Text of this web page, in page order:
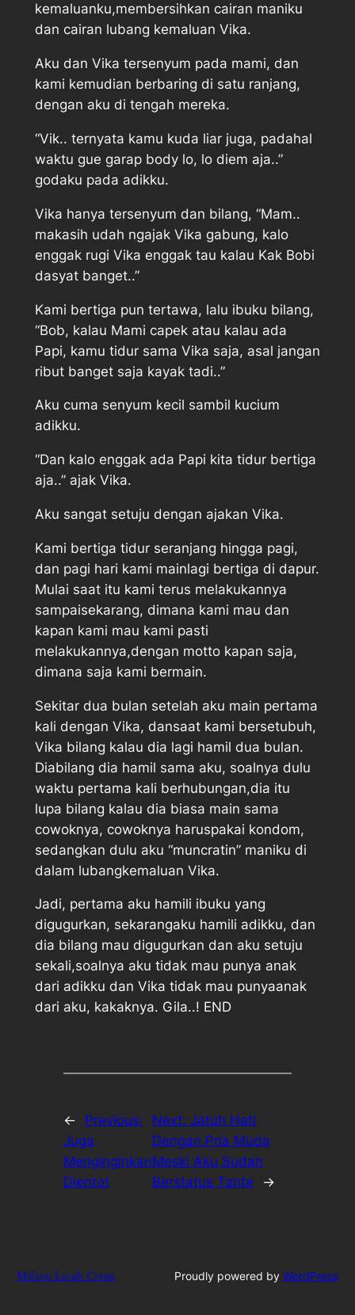
kemaluanku,membersihkan cairan maniku
dan cairan lubang kemaluan Vika.
Aku dan Vika tersenyum pada mami, dan
kami kemudian berbaring di satu ranjang,
dengan aku di tengah mereka.
“Vik.. ternyata kamu kuda liar juga, padahal
waktu gue garap body lo, lo diem aja..”
godaku pada adikku.
Vika hanya tersenyum dan bilang, “Mam..
makasih udah ngajak Vika gabung, kalo
enggak rugi Vika enggak tau kalau Kak Bobi
dasyat banget..”
Kami bertiga pun tertawa, lalu ibuku bilang,
“Bob, kalau Mami capek atau kalau ada
Papi, kamu tidur sama Vika saja, asal jangan
ribut banget saja kayak tadi..”
Aku cuma senyum kecil sambil kucium
adikku.
“Dan kalo enggak ada Papi kita tidur bertiga
aja..” ajak Vika.
Aku sangat setuju dengan ajakan Vika.
Kami bertiga tidur seranjang hingga pagi,
dan pagi hari kami mainlagi bertiga di dapur.
Mulai saat itu kami terus melakukannya
sampaisekarang, dimana kami mau dan
kapan kami mau kami pasti
melakukannya,dengan motto kapan saja,
dimana saja kami bermain.
Sekitar dua bulan setelah aku main pertama
kali dengan Vika, dansaat kami bersetubuh,
Vika bilang kalau dia lagi hamil dua bulan.
Diabilang dia hamil sama aku, soalnya dulu
waktu pertama kali berhubungan,dia itu
lupa bilang kalau dia biasa main sama
cowoknya, cowoknya haruspakai kondom,
sedangkan dulu aku “muncratin” maniku di
dalam lubangkemaluan Vika.
Jadi, pertama aku hamili ibuku yang
digugurkan, sekarangaku hamili adikku, dan
dia bilang mau digugurkan dan aku setuju
sekali,soalnya aku tidak mau punya anak
dari adikku dan Vika tidak mau punyaanak
dari aku, kakaknya. Gila..! END
←
Previous:
Juga
Menginginkan
Dientot
Next: Jatuh Hati
Dengan Pria Muda
Meski Aku Sudah
Berstatus Tante
→
Melayu Lucah Cerita Proudly powered by WordPress